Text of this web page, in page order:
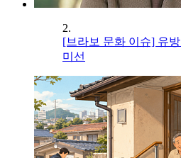
2.
[브라보 문화 이슈] 유
미선